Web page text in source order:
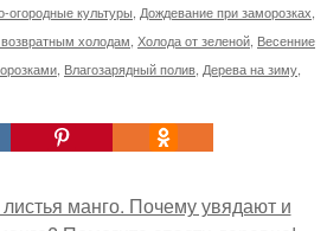
огородные культуры Дождевание при заморозках
холодам Холода от зеленой Весенние
Влагозарядный полив Дерева на зиму